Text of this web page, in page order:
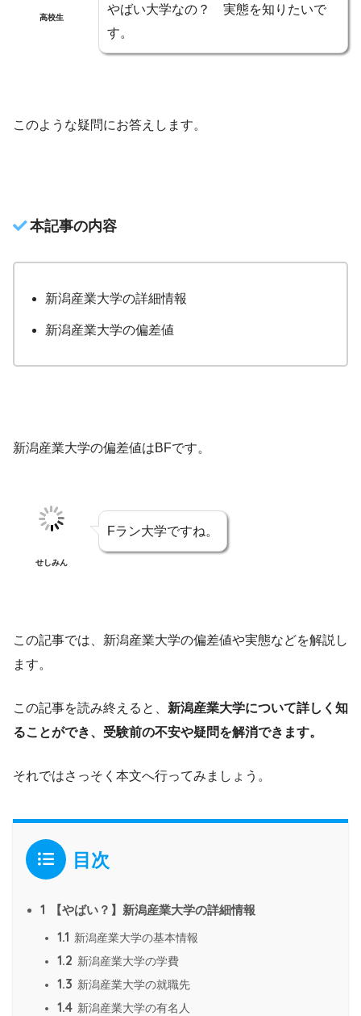
高校生
やばい大学なの？ 実態を知りたいで
す。
このような疑問にお答えします。
本記事の内容
新潟産業大学の詳細情報
新潟産業大学の偏差値
新潟産業大学の偏差値はBFです。
せしみん
Fラン大学ですね。
この記事では、新潟産業大学の偏差値や実態などを解説し
ます。
この記事を読み終えると、 新潟産業大学について詳しく知
ることができ、受験前の不安や疑問を解消できます。
それではさっそく本文へ行ってみましょう。
目次
1 【やばい？】新潟産業大学の詳細情報
1.1 新潟産業大学の基本情報
1.2 新潟産業大学の学費
1.3 新潟産業大学の就職先
1.4 新潟産業大学の有名人